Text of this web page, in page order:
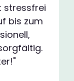
stressfrei
bis zum